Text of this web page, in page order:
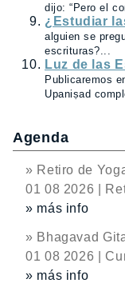
dijo: “Pero el
¿Estudiar
alguien se
escrituras?...
Luz de las
Publicaremos
Upaniṣad
Agenda
» Retiro de
01 08 2026 |
» más info
» Bhagavad
01 08 2026 |
» más info